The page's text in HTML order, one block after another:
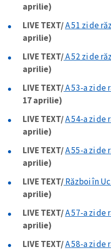
aprilie)
LIVE TEXT/A 51 zi de
aprilie)
LIVE TEXT/A 52 zi de
aprilie)
LIVE TEXT/A 53-a zi de
17 aprilie)
LIVE TEXT/A 54-a zi de
aprilie)
LIVE TEXT/A 55-a zi de
aprilie)
LIVE TEXT/Război în
aprilie)
LIVE TEXT/A 57-a zi de
aprilie)
LIVE TEXT/A 58-a zi de